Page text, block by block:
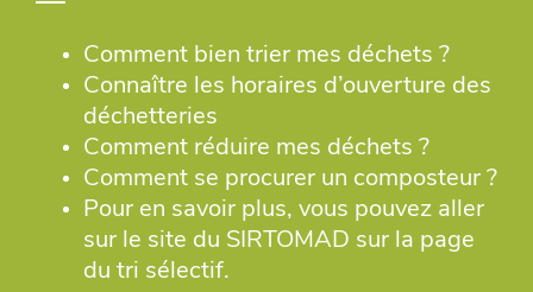
Comment bien trier mes déchets ?
Connaître les horaires d’ouverture des
déchetteries
Comment réduire mes déchets ?
Comment se procurer un composteur ?
Pour en savoir plus, vous pouvez aller
sur le site du SIRTOMAD sur la page
du tri sélectif.